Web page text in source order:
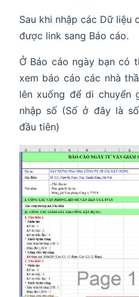
Sau khi nhập các Dữ liệu
được link sang Báo cáo.
Ở Báo cáo ngày bạn có
xem báo cáo các nhà
lên xuống để di chuyển
nhập số (Số ở đây là
đầu tiên)